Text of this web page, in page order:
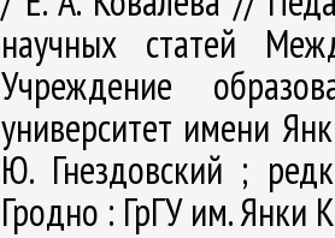
научных статей
Учреждение
университет имени
Ю. Гнездовский ;
Гродно : ГрГУ им. Янки